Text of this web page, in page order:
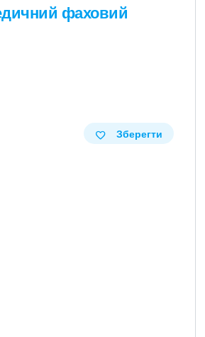
фаховий
Зберегти